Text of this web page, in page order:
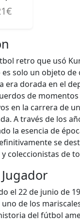
retro que usó
solo un objeto de
era dorada en el
de
en la carrera de
A través de los
la esencia de
se
coleccionistas de
el 22 de junio de
de los
del fútbol